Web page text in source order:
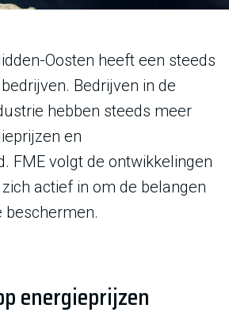
Oosten heeft een steeds
Bedrijven in de
hebben steeds meer
en
FME volgt de ontwikkelingen
actief in om de belangen
beschermen.
energieprijzen